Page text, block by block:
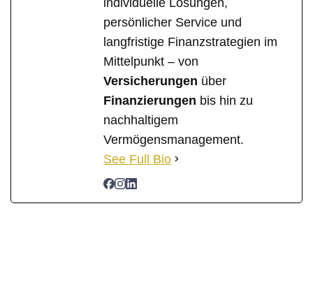
persönlicher Service und
langfristige Finanzstrategien im
Mittelpunkt – von
Versicherungen über
Finanzierungen bis hin zu
nachhaltigem
Vermögensmanagement.
See Full Bio